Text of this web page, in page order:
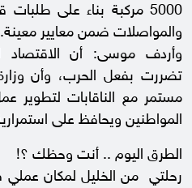
5000 مركبة بناء على
والمواصلات ضمن معايير معينة.
وأردف موسى: أن الاقتصاد
تضررت بفعل الحرب، وأن
مستمر مع الناقابات لتطوير
المواطنين ويحافظ على
الطرق اليوم .. أنت وحظك ؟!
رحلتي من الخليل لمكان عملي